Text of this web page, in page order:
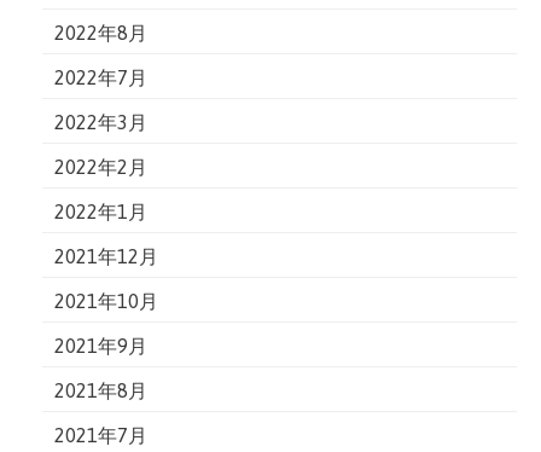
2022年8月
2022年7月
2022年3月
2022年2月
2022年1月
2021年12月
2021年10月
2021年9月
2021年8月
2021年7月